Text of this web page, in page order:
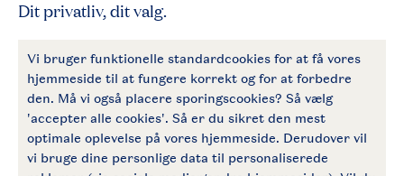
Følg os
Generelt